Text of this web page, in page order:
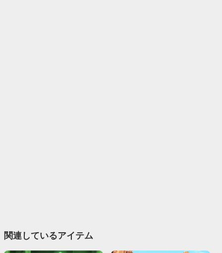
関連しているアイテム